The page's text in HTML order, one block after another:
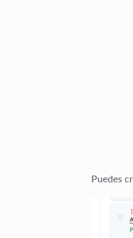
Puedes